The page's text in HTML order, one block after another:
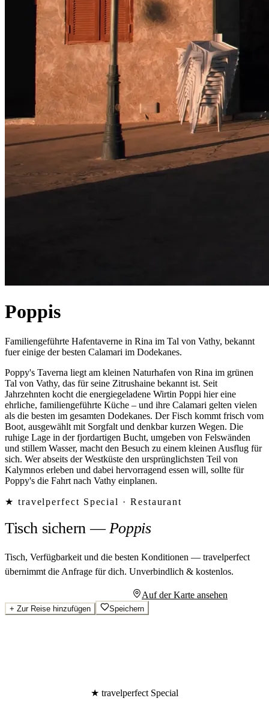
Poppis
Familiengeführte Hafentaverne in Rina im Tal von Vathy, bekannt
fuer einige der besten Calamari im Dodekanes.
Poppy's Taverna liegt am kleinen Naturhafen von Rina im grünen
Tal von Vathy, das für seine Zitrushaine bekannt ist. Seit
Jahrzehnten kocht die energiegeladene Wirtin Poppi hier eine
ehrliche, familiengeführte Küche – und ihre Calamari gelten vielen
als die besten im gesamten Dodekanes. Der Fisch kommt frisch vom
Boot, ausgewählt mit Sorgfalt und denkbar kurzen Wegen. Die
ruhige Lage in der fjordartigen Bucht, umgeben von Felswänden
und stillem Wasser, macht den Besuch zu einem kleinen Ausflug für
sich. Wer abseits der Westküste den ursprünglichsten Teil von
Kalymnos erleben und dabei hervorragend essen will, sollte für
Poppy's die Fahrt nach Vathy einplanen.
★ travelperfect Special · Restaurant
Tisch sichern—Poppis
Tisch, Verfügbarkeit und die besten Konditionen — travelperfect
übernimmt die Anfrage für dich. Unverbindlich & kostenlos.
Auf der Karte ansehen
+ Zur Reise hinzufügen Speichern
★ travelperfect Special